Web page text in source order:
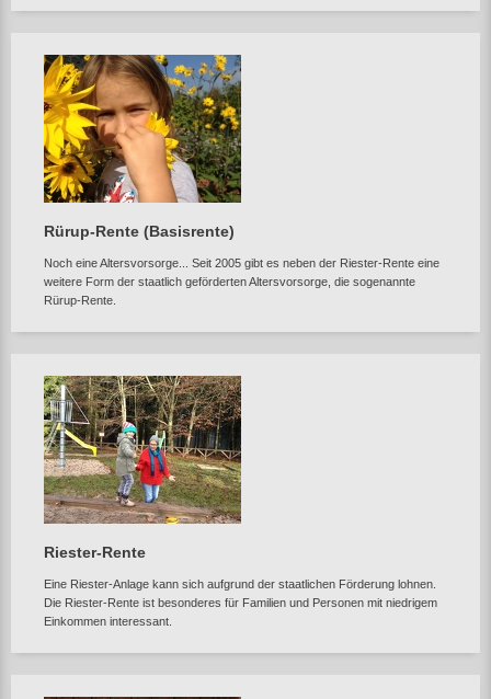
Rürup-Rente (Basisrente)
Noch eine Altersvorsorge... Seit 2005 gibt es neben der Riester-Rente eine
weitere Form der staatlich geförderten Altersvorsorge, die sogenannte
Rürup-Rente.
Riester-Rente
Eine Riester-Anlage kann sich aufgrund der staatlichen Förderung lohnen.
Die Riester-Rente ist besonderes für Familien und Personen mit niedrigem
Einkommen interessant.